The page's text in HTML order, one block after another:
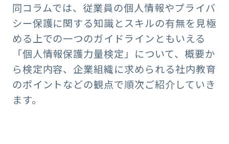
同コラムでは、従業員の個人情報やプライバ
シー保護に関する知識とスキルの有無を見極
める上での一つのガイドラインともいえる
「個人情報保護力量検定」について、概要か
ら検定内容、企業組織に求められる社内教育
のポイントなどの観点で順次ご紹介していき
ます。